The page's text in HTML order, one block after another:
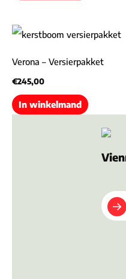
Verona – Versierpakket
€245,00
In winkelmand